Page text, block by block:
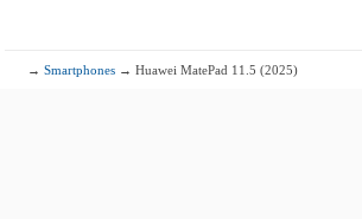
→Smartphones → Huawei MatePad 11.5 (2025)